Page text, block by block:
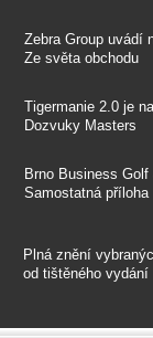
Zebra Group uvádí
Ze světa obchodu
Tigermanie 2.0 je
Dozvuky Masters
Brno Business Golf
Samostatná příloha
Plná znění
od tištěného vydání